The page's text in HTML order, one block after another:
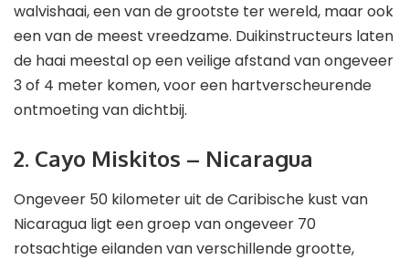
walvishaai, een van de grootste ter wereld, maar ook
een van de meest vreedzame. Duikinstructeurs laten
de haai meestal op een veilige afstand van ongeveer
3 of 4 meter komen, voor een hartverscheurende
ontmoeting van dichtbij.
2. Cayo Miskitos – Nicaragua
Ongeveer 50 kilometer uit de Caribische kust van
Nicaragua ligt een groep van ongeveer 70
rotsachtige eilanden van verschillende grootte,